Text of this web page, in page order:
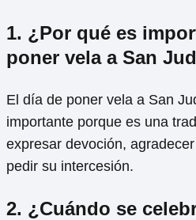
1. ¿Por qué es
poner vela a San
El día de poner vela a San
importante porque es una
expresar devoción,
pedir su intercesión.
2. ¿Cuándo se